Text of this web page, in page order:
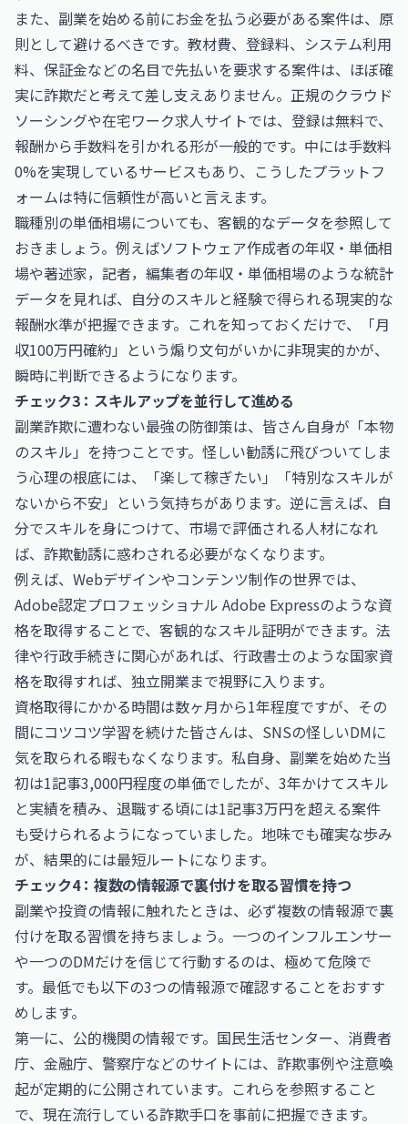
また、副業を始める前にお金を払う必要がある案件は、原
則として避けるべきです。教材費、登録料、システム利用
料、保証金などの名目で先払いを要求する案件は、ほぼ確
実に詐欺だと考えて差し支えありません。正規のクラウド
ソーシングや在宅ワーク求人サイトでは、登録は無料で、
報酬から手数料を引かれる形が一般的です。中には手数料
0%を実現しているサービスもあり、こうしたプラットフ
ォームは特に信頼性が高いと言えます。
職種別の単価相場についても、客観的なデータを参照して
おきましょう。例えばソフトウェア作成者の年収・単価相
場や著述家，記者，編集者の年収・単価相場のような統計
データを見れば、自分のスキルと経験で得られる現実的な
報酬水準が把握できます。これを知っておくだけで、「月
収100万円確約」という煽り文句がいかに非現実的かが、
瞬時に判断できるようになります。
チェック3：スキルアップを並行して進める
副業詐欺に遭わない最強の防御策は、皆さん自身が「本物
のスキル」を持つことです。怪しい勧誘に飛びついてしま
う心理の根底には、「楽して稼ぎたい」「特別なスキルが
ないから不安」という気持ちがあります。逆に言えば、自
分でスキルを身につけて、市場で評価される人材になれ
ば、詐欺勧誘に惑わされる必要がなくなります。
例えば、Webデザインやコンテンツ制作の世界では、
Adobe認定プロフェッショナル Adobe Expressのような資
格を取得することで、客観的なスキル証明ができます。法
律や行政手続きに関心があれば、 行政書士のような国家資
格を取得すれば、独立開業まで視野に入ります。
資格取得にかかる時間は数ヶ月から1年程度ですが、その
間にコツコツ学習を続けた皆さんは、SNSの怪しいDMに
気を取られる暇もなくなります。私自身、副業を始めた当
初は1記事3,000円程度の単価でしたが、3年かけてスキル
と実績を積み、退職する頃には1記事3万円を超える案件
も受けられるようになっていました。地味でも確実な歩み
が、結果的には最短ルートになります。
チェック4：複数の情報源で裏付けを取る習慣を持つ
副業や投資の情報に触れたときは、必ず複数の情報源で裏
付けを取る習慣を持ちましょう。一つのインフルエンサー
や一つのDMだけを信じて行動するのは、極めて危険で
す。最低でも以下の3つの情報源で確認することをおすす
めします。
第一に、公的機関の情報です。 国民生活センター、 消費者
庁、 金融庁、 警察庁などのサイトには、詐欺事例や注意喚
起が定期的に公開されています。これらを参照すること
で、現在流行している詐欺手口を事前に把握できます。